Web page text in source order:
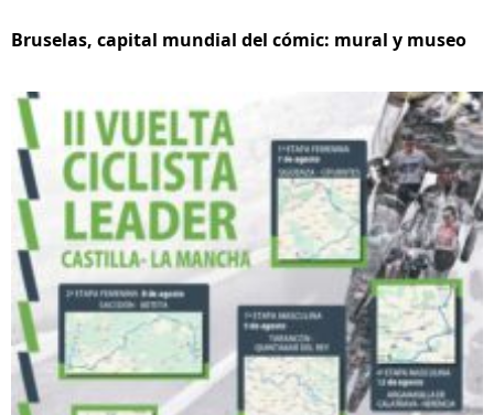
Bruselas, capital mundial del cómic: mural y museo